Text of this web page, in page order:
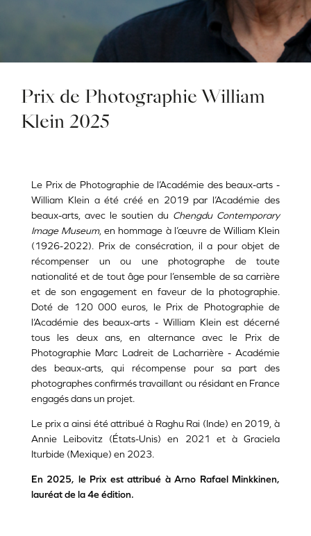
Prix de Photographie William
Klein 2025
Le Prix de Photographie de l’Académie des beaux-arts -
William Klein a été créé en 2019 par l’Académie des
beaux-arts, avec le soutien du Chengdu Contemporary
Image Museum, en hommage à l’œuvre de William Klein
(1926-2022). Prix de consécration, il a pour objet de
récompenser un ou une photographe de toute
nationalité et de tout âge pour l’ensemble de sa carrière
et de son engagement en faveur de la photographie.
Doté de 120 000 euros, le Prix de Photographie de
l’Académie des beaux-arts - William Klein est décerné
tous les deux ans, en alternance avec le Prix de
Photographie Marc Ladreit de Lacharrière - Académie
des beaux-arts, qui récompense pour sa part des
photographes confirmés travaillant ou résidant en France
engagés dans un projet.
Le prix a ainsi été attribué à Raghu Rai (Inde) en 2019, à
Annie Leibovitz (États-Unis) en 2021 et à Graciela
Iturbide (Mexique) en 2023.
En 2025, le Prix est attribué à Arno Rafael Minkkinen,
lauréat de la 4e édition.